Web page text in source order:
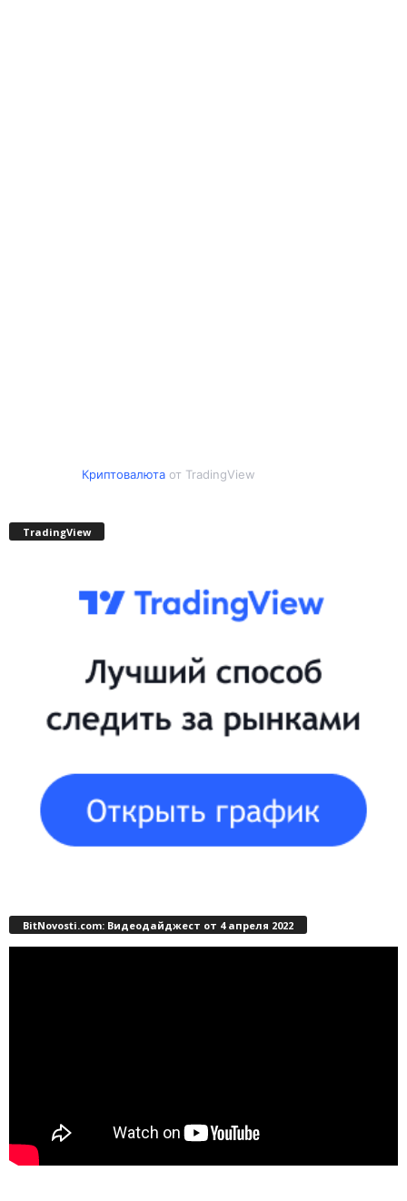
Криптовалютаот TradingView
TradingView
BitNovosti.com: Видеодайджест от 4 апреля 2022